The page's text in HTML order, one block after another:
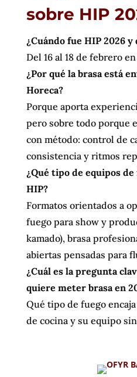
sobre HIP
¿Cuándo fue HIP 2026
Del 16 al 18 de febrero
¿Por qué la brasa está
Horeca?
Porque aporta
pero sobre todo porque
con método: control de
consistencia y ritmos
¿Qué tipo de equipos
HIP?
Formatos orientados a
fuego para show y
kamado), brasa
abiertas pensadas para
¿Cuál es la pregunta
quiere meter brasa en
Qué tipo de fuego
de cocina y su equipo